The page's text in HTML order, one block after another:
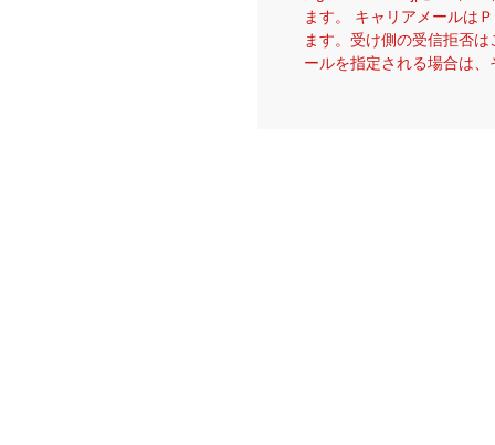
ます。 キャリアメールは
ます。受け側の受信拒否
ールを指定される場合は